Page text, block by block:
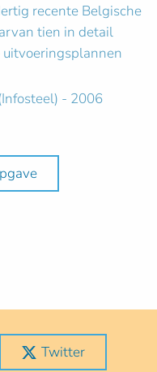
recente Belgische
tien in detail
- 2006
Twitter